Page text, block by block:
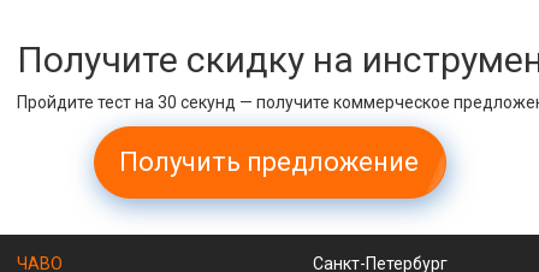
Получите скидку на
Пройдите тест на 30 секунд — получите коммерческое
Получить предложение
ЧАВО
Санкт-Петербург